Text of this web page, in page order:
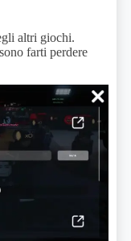
altri giochi.
farti perdere